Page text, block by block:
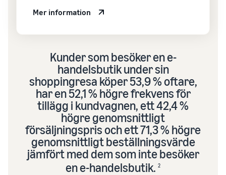
Mer information
Kunder som besöker en e-
handelsbutik under sin
shoppingresa köper 53,9 % oftare,
har en 52,1 % högre frekvens för
tillägg i kundvagnen, ett 42,4 %
högre genomsnittligt
försäljningspris och ett 71,3 % högre
genomsnittligt beställningsvärde
jämfört med dem som inte besöker
en e-handelsbutik. 2